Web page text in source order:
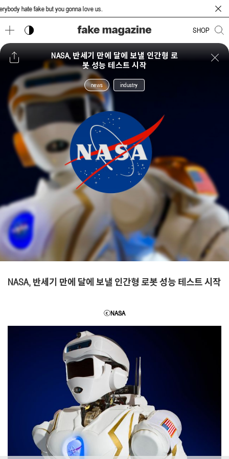
hate fake but you gonna love us.
다크 모드 토글 SHOP
NASA, 반세기 만에 달에 보낼 인간형 로
봇 성능 테스트 시작
news industry
NASA, 반세기 만에 달에 보낼 인간형 로봇 성능 테스트 시작
ⓒNASA